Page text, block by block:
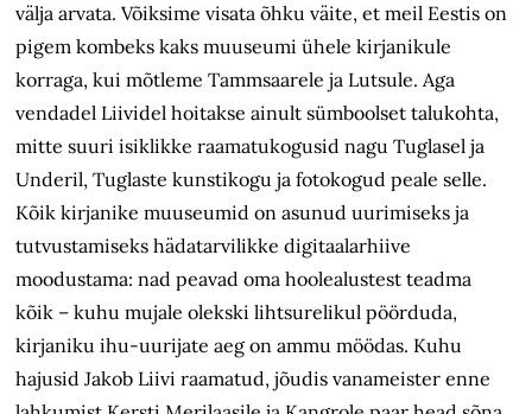
välja arvata. Võiksime visata õhku väite, et meil Eestis on
pigem kombeks kaks muuseumi ühele kirjanikule
korraga, kui mõtleme Tammsaarele ja Lutsule. Aga
vendadel Liividel hoitakse ainult sümboolset talukohta,
mitte suuri isiklikke raamatukogusid nagu Tuglasel ja
Underil, Tuglaste kunstikogu ja fotokogud peale selle.
Kõik kirjanike muuseumid on asunud uurimiseks ja
tutvustamiseks hädatarvilikke digitaalarhiive
moodustama: nad peavad oma hoole­alustest teadma
kõik – kuhu mujale olekski lihtsurelikul pöörduda,
kirjaniku ihu-uurijate aeg on ammu möödas. Kuhu
hajusid Jakob Liivi raamatud, jõudis vanameister enne